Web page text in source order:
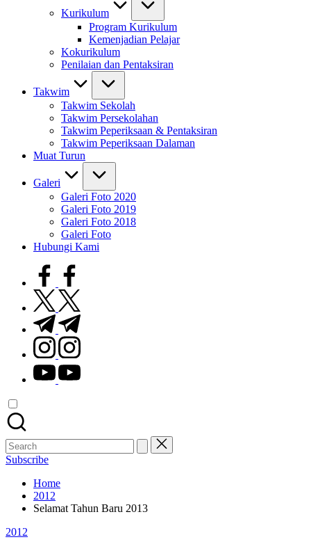
Kurikulum
Program Kurikulum
Kemenjadian Pelajar
Kokurikulum
Penilaian dan Pentaksiran
Takwim
Takwim Sekolah
Takwim Persekolahan
Takwim Peperiksaan & Pentaksiran
Takwim Peperiksaan Dalaman
Muat Turun
Galeri
Galeri Foto 2020
Galeri Foto 2019
Galeri Foto 2018
Galeri Foto
Hubungi Kami
facebook.com
twitter.com
t.me
instagram.com
youtube.com
Search
for:
Subscribe
Home
2012
Selamat Tahun Baru 2013
Posted
2012